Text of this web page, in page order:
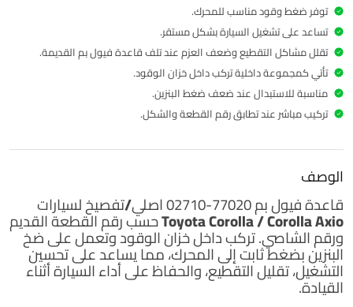
توفر ضغط وقود مناسب للمحرك.
تساعد على تشغيل السيارة بشكل مستقر.
تقلل مشاكل التقطيع وضعف العزم عند تلف قاعدة فيول بم القديمة.
تأتي كمجموعة داخلية تركب داخل خزان الوقود.
مناسبة للاستبدال عند ضعف ضغط البنزين.
تركيب مباشر عند تطابق رقم القطعة والشكل.
الوصف
قاعدة فيول بم77020-02710 اصلي/تفصيخلسيارات
Toyota Corolla / Corolla Axioحسب رقم القطعة القديم
ورقم الشاصي. تركب داخل خزان الوقود وتعمل على ضخ
البنزين بضغط ثابت إلى المحرك، مما يساعد على تحسين
التشغيل، تقليل التقطيع، والحفاظ على أداء السيارة أثناء
القيادة.